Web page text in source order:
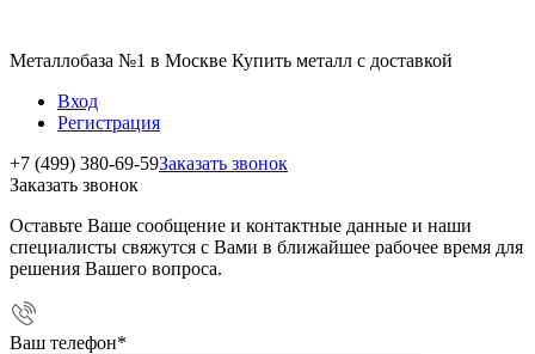
Металлобаза №1 в Москве Купить металл с доставкой
Вход
Регистрация
+7 (499) 380-69-59Заказать звонок
Заказать звонок
Оставьте Ваше сообщение и контактные данные и наши
специалисты свяжутся с Вами в ближайшее рабочее время для
решения Вашего вопроса.
Ваш телефон*